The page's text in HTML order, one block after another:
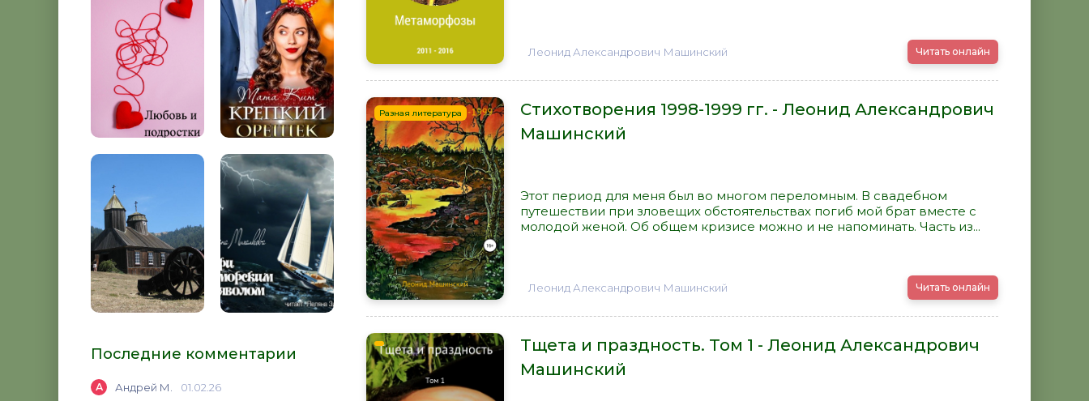
Последние комментарии
А Андрей М. 01.02.26
Леонид Александрович Машинский Читать онлайн
Разная литература
Стихотворения 1998-1999 гг. - Леонид Александрович
Машинский
Этот период для меня был во многом переломным. В свадебном
путешествии при зловещих обстоятельствах погиб мой брат вместе с
молодой женой. Об общем кризисе можно и не напоминать. Часть из...
Леонид Александрович Машинский Читать онлайн
Тщета и праздность. Том 1 - Леонид Александрович
Машинский